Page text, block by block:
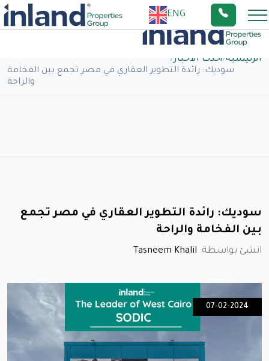
ENG
الرئيسية/أحدث الاخبار/
سوديك: رائدة التطوير العقاري في مصر تجمع بين الفخامة
والراحة
سوديك: رائدة التطوير العقاري في مصر تجمع
بين الفخامة والراحة
انشئ بواسطة: Tasneem Khalil
07-02-2024